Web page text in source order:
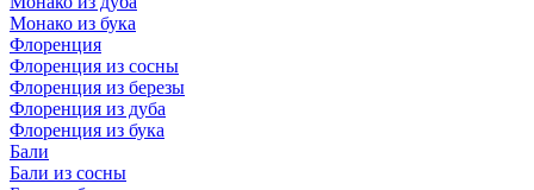
Монако из бука
Флоренция
Флоренция из сосны
Флоренция из березы
Флоренция из дуба
Флоренция из бука
Бали
Бали из сосны